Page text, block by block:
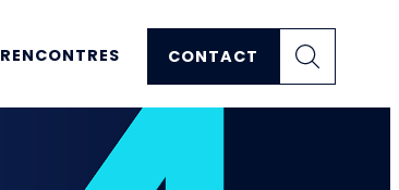
RENCONTRES CONTACT